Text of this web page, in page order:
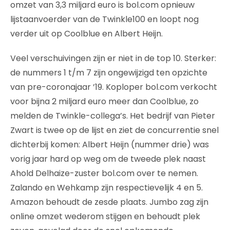
omzet van 3,3 miljard euro is bol.com opnieuw
lijstaanvoerder van de Twinkle100 en loopt nog
verder uit op Coolblue en Albert Heijn.
Veel verschuivingen zijn er niet in de top 10. Sterker:
de nummers 1 t/m 7 zijn ongewijzigd ten opzichte
van pre-coronajaar ’19. Koploper bol.com verkocht
voor bijna 2 miljard euro meer dan Coolblue, zo
melden de Twinkle-collega’s. Het bedrijf van Pieter
Zwart is twee op de lijst en ziet de concurrentie snel
dichterbij komen: Albert Heijn (nummer drie) was
vorig jaar hard op weg om de tweede plek naast
Ahold Delhaize-zuster bol.com over te nemen.
Zalando en Wehkamp zijn respectievelijk 4 en 5.
Amazon behoudt de zesde plaats. Jumbo zag zijn
online omzet wederom stijgen en behoudt plek